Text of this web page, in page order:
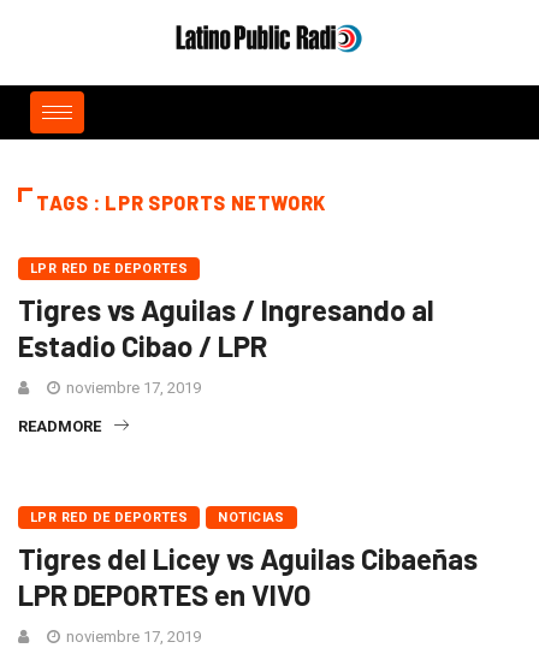
TAGS : LPR SPORTS NETWORK
LPR RED DE DEPORTES
Tigres vs Aguilas / Ingresando al
Estadio Cibao / LPR
noviembre 17, 2019
READMORE
LPR RED DE DEPORTES NOTICIAS
Tigres del Licey vs Aguilas Cibaeñas
LPR DEPORTES en VIVO
noviembre 17, 2019